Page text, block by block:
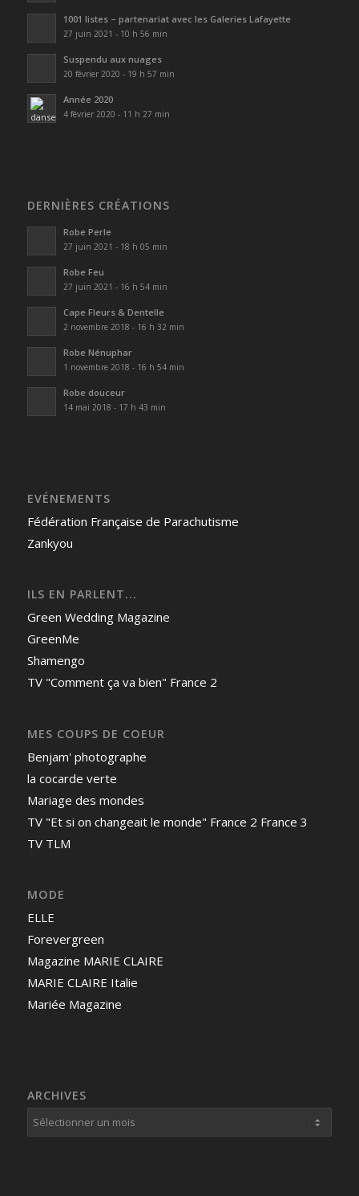
1001 listes – partenariat avec les Galeries Lafayette
27 juin 2021 - 10 h 56 min
Suspendu aux nuages
20 février 2020 - 19 h 57 min
Année 2020
4 février 2020 - 11 h 27 min
DERNIÈRES CRÉATIONS
Robe Perle
27 juin 2021 - 18 h 05 min
Robe Feu
27 juin 2021 - 16 h 54 min
Cape Fleurs & Dentelle
2 novembre 2018 - 16 h 32 min
Robe Nénuphar
1 novembre 2018 - 16 h 54 min
Robe douceur
14 mai 2018 - 17 h 43 min
EVÉNEMENTS
Fédération Française de Parachutisme
Zankyou
ILS EN PARLENT...
Green Wedding Magazine
GreenMe
Shamengo
TV "Comment ça va bien" France 2
MES COUPS DE COEUR
Benjam' photographe
la cocarde verte
Mariage des mondes
TV "Et si on changeait le monde" France 2 France 3
TV TLM
MODE
ELLE
Forevergreen
Magazine MARIE CLAIRE
MARIE CLAIRE Italie
Mariée Magazine
ARCHIVES